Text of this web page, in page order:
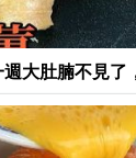
大肚腩不見了